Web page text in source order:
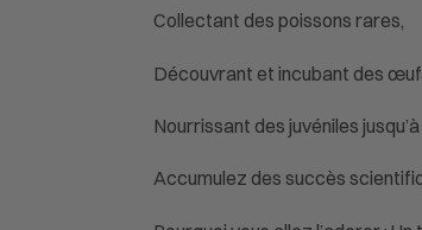
Collectant des poissons rares,
Découvrant et incubant des
Nourrissant des juvéniles
Accumulez des succès